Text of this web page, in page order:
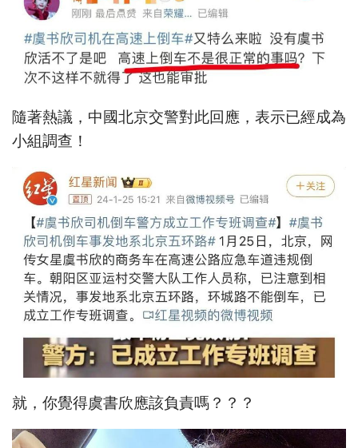
隨著熱議，中國北京交警對此回應，表示已經成為
小組調查！
就，你覺得虞書欣應該負責嗎？？？